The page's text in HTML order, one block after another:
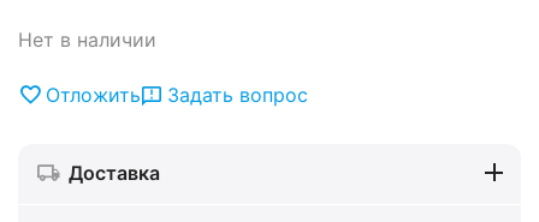
Нет в наличии
Отложить Задать вопрос
Доставка